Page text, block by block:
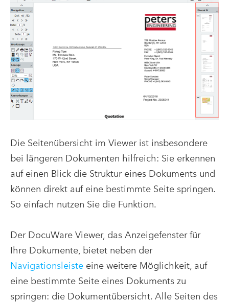
Die Seitenübersicht im Viewer ist insbesondere
bei längeren Dokumenten hilfreich: Sie erkennen
auf einen Blick die Struktur eines Dokuments und
können direkt auf eine bestimmte Seite springen.
So einfach nutzen Sie die Funktion.
Der DocuWare Viewer, das Anzeigefenster für
Ihre Dokumente, bietet neben der
Navigationsleiste eine weitere Möglichkeit, auf
eine bestimmte Seite eines Dokuments zu
springen: die Dokumentübersicht. Alle Seiten des